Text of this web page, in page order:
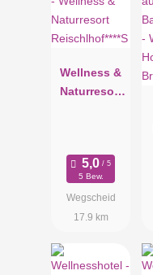
Wellness &
Naturresort
5 Bew.
Wegscheid
17.9 km